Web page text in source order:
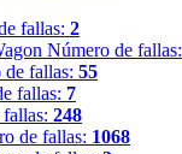
fallas: 2
Número de fallas:
fallas: 55
fallas: 7
248
de fallas: 1068